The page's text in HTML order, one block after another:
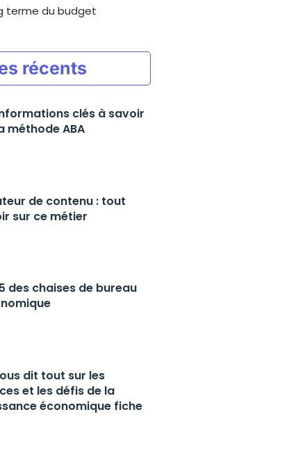
terme du budget
récents
clés à savoir
méthode ABA
de contenu : tout
sur ce métier
des chaises de bureau
dit tout sur les
et les défis de la
économique fiche